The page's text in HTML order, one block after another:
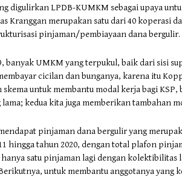
digulirkan LPDB-KUMKM sebagai upaya
Kranggan merupakan satu dari 40 koperasi
pinjaman/pembiayaan dana bergulir.
banyak UMKM yang terpukul, baik dari sisi
cicilan dan bunganya, karena itu
untuk membantu modal kerja bagi
kedua kita juga memberikan tambahan
pinjaman dana bergulir yang
hingga tahun 2020, dengan total plafon
satu pinjaman lagi dengan
untuk membantu anggotanya yang